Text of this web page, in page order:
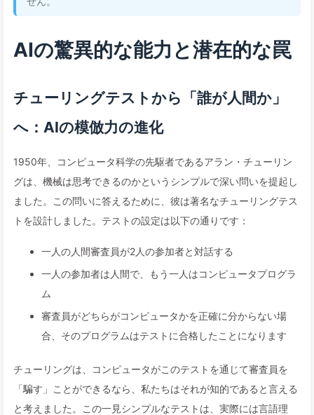
AIの驚異的な能力と潜在的な罠
チューリングテストから「誰が人間か」
へ：AIの模倣力の進化
1950年、コンピュータ科学の先駆者であるアラン・チューリン
グは、機械は思考できるのかというシンプルで深い問いを提起し
ました。この問いに答えるために、彼は著名なチューリングテス
トを設計しました。テストの設定は以下の通りです：
一人の人間審査員が2人の参加者と対話する
一人の参加者は人間で、もう一人はコンピュータプログラ
ム
審査員がどちらがコンピュータかを正確に分からない場
合、そのプログラムはテストに合格したことになります
チューリングは、コンピュータがこのテストを通じて審査員を
「騙す」ことができるなら、私たちはそれが知的であると言える
と考えました。この一見シンプルなテストは、実際には言語理